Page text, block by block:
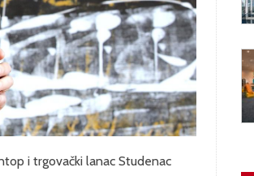
i trgovački lanac Studenac